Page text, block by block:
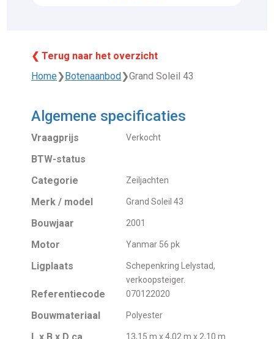
❮ Terug naar het overzicht
Home❯Botenaanbod❯Grand Soleil 43
Algemene specificaties
Vraagprijs Verkocht
BTW-status
Categorie
Zeiljachten
Merk / model Grand Soleil 43
Bouwjaar 2001
Motor Yanmar 56 pk
Ligplaats
Schepenkring Lelystad,
verkoopsteiger.
Referentiecode 070122020
Bouwmateriaal Polyester
13,15 m x 4,02 m x 2,10 m